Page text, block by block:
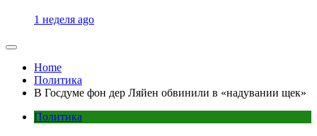
1 неделя ago
Home
Политика
В Госдуме фон дер Ляйен обвинили в «надувании щек»
Политика